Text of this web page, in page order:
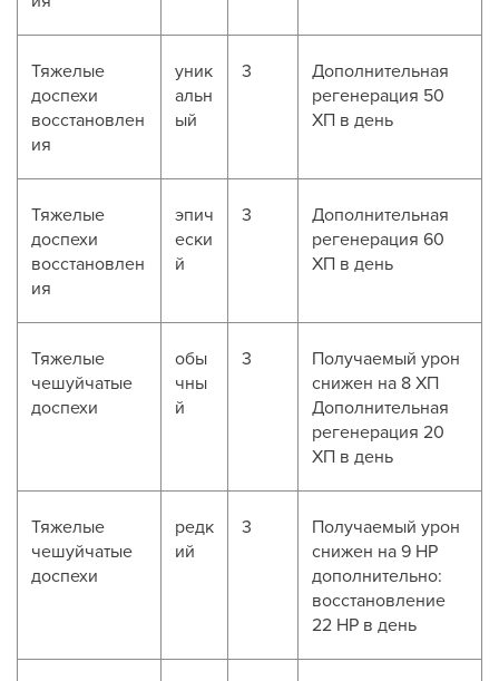
Тяжелые
доспехи
восстановлен
ия
уник
альн
ый
3
Дополнительная
регенерация 50
ХП в день
Тяжелые
доспехи
восстановлен
ия
эпич
ески
й
3
Дополнительная
регенерация 60
ХП в день
Тяжелые
чешуйчатые
доспехи
обы
чны
й
3
Получаемый урон
снижен на 8 ХП
Дополнительная
регенерация 20
ХП в день
Тяжелые
чешуйчатые
доспехи
редк
ий
3
Получаемый урон
снижен на 9 HP
дополнительно:
восстановление
22 HP в день